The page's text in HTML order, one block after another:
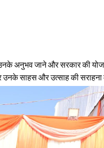
उनके अनुभव जाने और सरकार की
उनके साहस और उत्साह की सराहना